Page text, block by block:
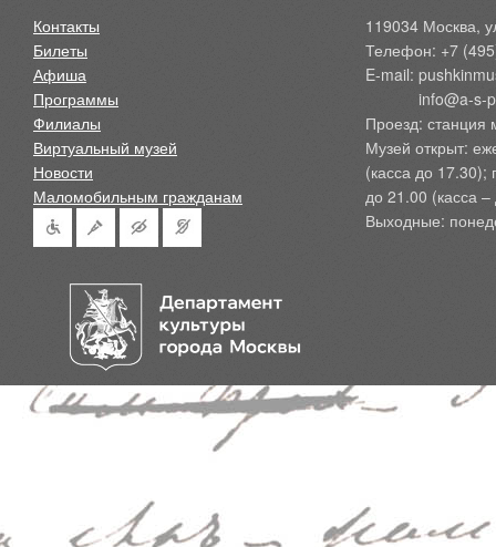
Контакты
Билеты
Афиша
Программы
Филиалы
Виртуальный музей
Новости
Маломобильным гражданам
119034 Москва,
Телефон: +7
E-mail:
Проезд: станция
Музей открыт:
(касса до 17.30);
до 21.00 (касса
Выходные: